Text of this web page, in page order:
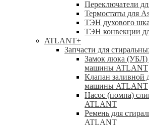
Переключатели
Термостаты для
ТЭН духового
ТЭН конвекции
ATLANT+
Запчасти для
Замок люка (УБЛ)
машины ATLANT
Клапан заливной
машины ATLANT
Насос (помпа)
ATLANT
Ремень для
ATLANT